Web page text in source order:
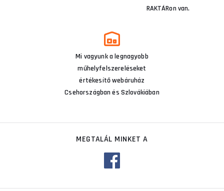
RAKTÁRon van.
Mi vagyunk a legnagyobb
műhelyfelszereléseket
értékesítő webáruház
Csehországban és Szlovákiában
MEGTALÁL MINKET A